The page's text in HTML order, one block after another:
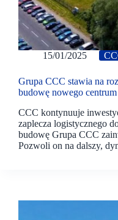
15/01/2025
Grupa CCC stawia na
budowę nowego
CCC kontynuuje
zaplecza logistycznego
budowę Grupa CCC
Pozwoli on na dalszy,